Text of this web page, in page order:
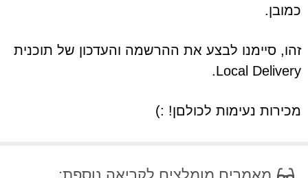
כמובן.
זהו, סיימנו לבצע את ההרשמה והעדכון של תוכנית
Local Delivery.
מכירות נעימות לכולםן! :)